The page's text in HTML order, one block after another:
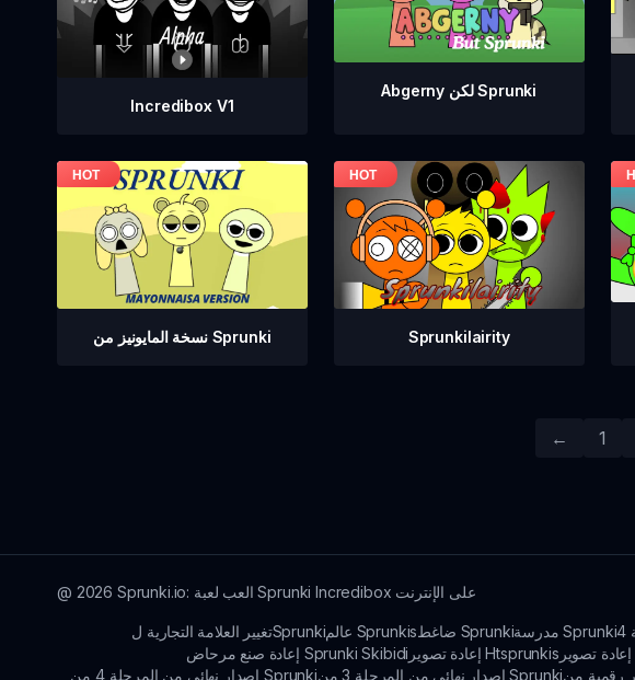
Incredibox V1
Abgerny لكن Sprunki
نسخة المايونيز من Sprunki Sprunkilairity
← 1
@ 2026 Sprunki.io: العب لعبة Sprunki Incredibox على الإنترنت
تغيير العلامة التجارية لSprunki عالم Sprunkis ضاغط Sprunki مدرسة Sprunki
إعادة صنع مرحاض Sprunki Skibidi
إعادة تصوير Htsprunkis
إصدار نهائي من المرحلة 4 من Sprunki
إصدار نهائي من المرحلة 3 من Sprunki